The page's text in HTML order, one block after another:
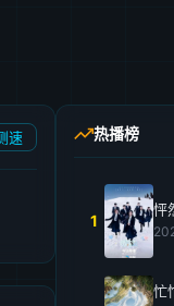
速 热播榜
1
怦
忙